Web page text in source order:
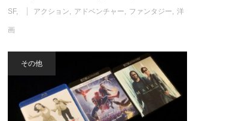
SF アクション アドベンチャー ファンタジー 洋
画
その他